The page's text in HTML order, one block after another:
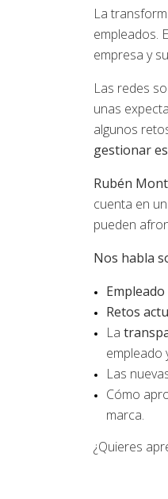
La
empleados.
empresa y su
Las redes
unas
algunos
gestionar
Rubén
cuenta en
pueden
Nos habla
Empleado
Retos
La
empleado
Las
Cómo
marca.
¿Quieres